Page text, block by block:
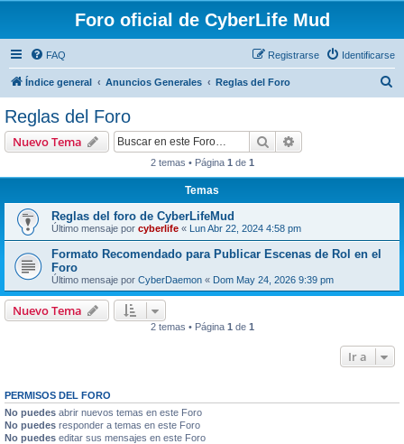
Foro oficial de CyberLife Mud
FAQ Identificarse
Registrarse
Índice general Anuncios Generales Reglas del Foro
Reglas del Foro
Nuevo Tema Buscar
2 temas • Página 1 de 1
Temas
Reglas del foro de CyberLifeMud
Último mensaje por cyberlife « Lun Abr 22, 2024 4:58 pm
Formato Recomendado para Publicar Escenas de Rol en el
Foro
Último mensaje por CyberDaemon « Dom May 24, 2026 9:39 pm
Nuevo Tema
2 temas • Página 1 de 1
Ir a
PERMISOS DEL FORO
No puedes abrir nuevos temas en este Foro
No puedes responder a temas en este Foro
No puedes editar sus mensajes en este Foro